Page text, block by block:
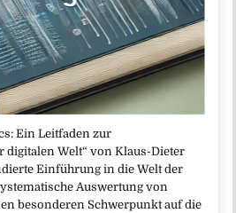
Ein Leitfaden zur
digitalen Welt“ von Klaus-Dieter
Einführung in die Welt der
Auswertung von
besonderen Schwerpunkt auf die